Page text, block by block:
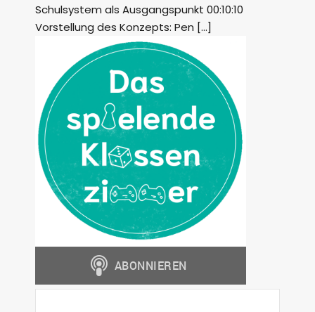
Schulsystem als Ausgangspunkt 00:10:10
Vorstellung des Konzepts: Pen […]